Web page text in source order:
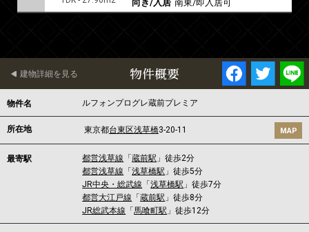
向き/入居 南東/即入居可
物件概要
建物詳細を見る
物件名 ルフォンプログレ蔵前プレミア
所在地 東京都台東区浅草橋3-20-11 MAP
最寄駅 都営浅草線 「蔵前駅 」徒歩2分
都営浅草線 「浅草橋駅 」徒歩5分
JR中央・総武線 「浅草橋駅 」徒歩7分
都営大江戸線 「蔵前駅 」徒歩8分
JR総武本線 「馬喰町駅 」徒歩12分